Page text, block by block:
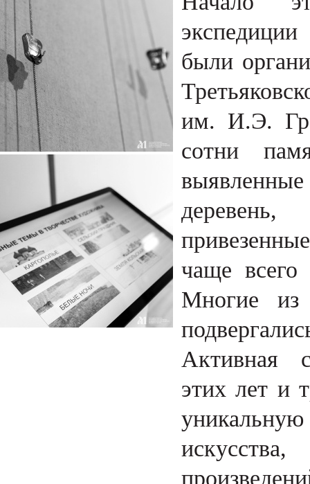
были
им. И.Э.
сотни
выявленные
чаще всего
Многие из
Активная
этих лет и